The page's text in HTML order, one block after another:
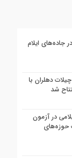
در جاده‌های ایلام
دهلران با
شد
ایلامی در آزمون
جزئیات حوزه‌های